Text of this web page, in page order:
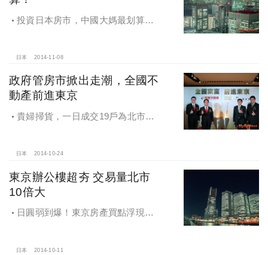
投資日本房市，中國大媽最划算！2
日本 2014-11-08
政府管房市掀出走潮，全國不
動產前進東京
貴婦掃貨，一日成交19戶為北市單
日本 2014-10-24
東京辦公樓超夯 交易量北市
10倍大
日圓弱到爆！東京房產買點浮現！
日本 2014-10-11